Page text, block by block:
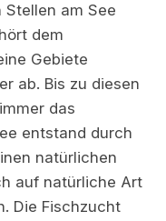
am See
dem
Gebiete
ab. Bis zu diesen
das
entstand durch
natürlichen
auf natürliche Art
Die Fischzucht